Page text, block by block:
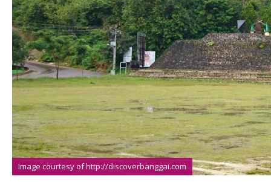
Image courtesy of http://discoverbanggai.com